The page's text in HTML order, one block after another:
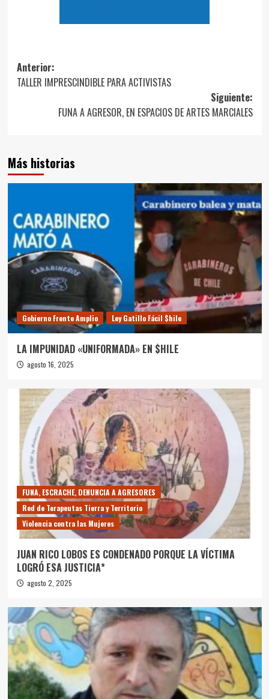
Navegación
de
entradas
Anterior:
TALLER IMPRESCINDIBLE PARA ACTIVISTAS
Siguiente:
FUNA A AGRESOR, EN ESPACIOS DE ARTES MARCIALES
Más historias
Gobierno Frente Amplio Ley Gatillo Fácil $hile
LA IMPUNIDAD «UNIFORMADA» EN $HILE
agosto 16, 2025
FUNA, ESCRACHE, DENUNCIA A AGRESORES
Red de Terapeutas Tierra y Territorio
Violencia contra las Mujeres
JUAN RICO LOBOS ES CONDENADO PORQUE LA VÍCTIMA
LOGRÓ ESA JUSTICIA*
agosto 2, 2025